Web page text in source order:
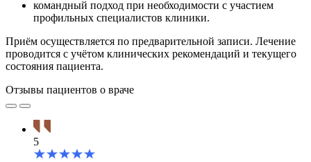
командный подход при необходимости с участием
профильных специалистов клиники.
Приём осуществляется по предварительной записи. Лечение
проводится с учётом клинических рекомендаций и текущего
состояния пациента.
Отзывы пациентов о враче
5